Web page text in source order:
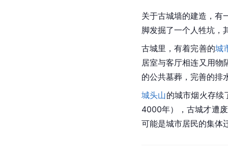
关于古城墙的建造，有
脚发掘了一个人牲坑，
古城里，有着完善的城
居室与客厅相连又用物
的公共墓葬，完善的排
城头山的城市烟火存
4000年），古城才遭
可能是城市居民的集体